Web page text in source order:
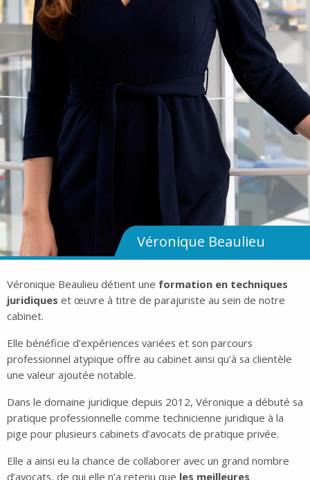
Véronique Beaulieu
Véronique Beaulieu détient une formation en techniques
juridiques et œuvre à titre de parajuriste au sein de notre
cabinet.
Elle bénéficie d’expériences variées et son parcours
professionnel atypique offre au cabinet ainsi qu’à sa clientèle
une valeur ajoutée notable.
Dans le domaine juridique depuis 2012, Véronique a débuté sa
pratique professionnelle comme technicienne juridique à la
pige pour plusieurs cabinets d’avocats de pratique privée.
Elle a ainsi eu la chance de collaborer avec un grand nombre
d’avocats, de qui elle n’a retenu que les meilleures